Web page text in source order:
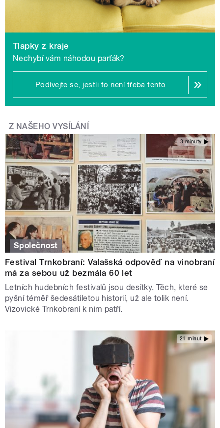
Tlapky z kraje
Nechybí vám náhodou parťák?
Podívejte se, jestli to není třeba tento
Z NAŠEHO VYSÍLÁNÍ
3 minuty
Společnost
Festival Trnkobraní: Valašská odpověď na vinobraní
má za sebou už bezmála 60 let
Letních hudebních festivalů jsou desítky. Těch, které se
pyšní téměř šedesátiletou historií, už ale tolik není.
Vizovické Trnkobraní k nim patří.
21 minut